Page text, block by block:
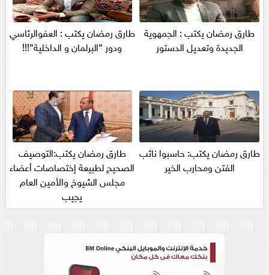
طارق رمضان يكتب : الجمهوية
الجديدة وتعديل الدستور
طارق رمضان يكتب : العفوالرئاسي
ودور ”البرلمان و الداخلية”!!!
طارق رمضان يكتب: حاسبوا نائب
الفتن ومحارب الخير
طارق رمضان يكتب:التوصيف
الصحيح لطبيعة إختصاصات أعضاء
مجلس الشيوخ والأمين العام
يجيب